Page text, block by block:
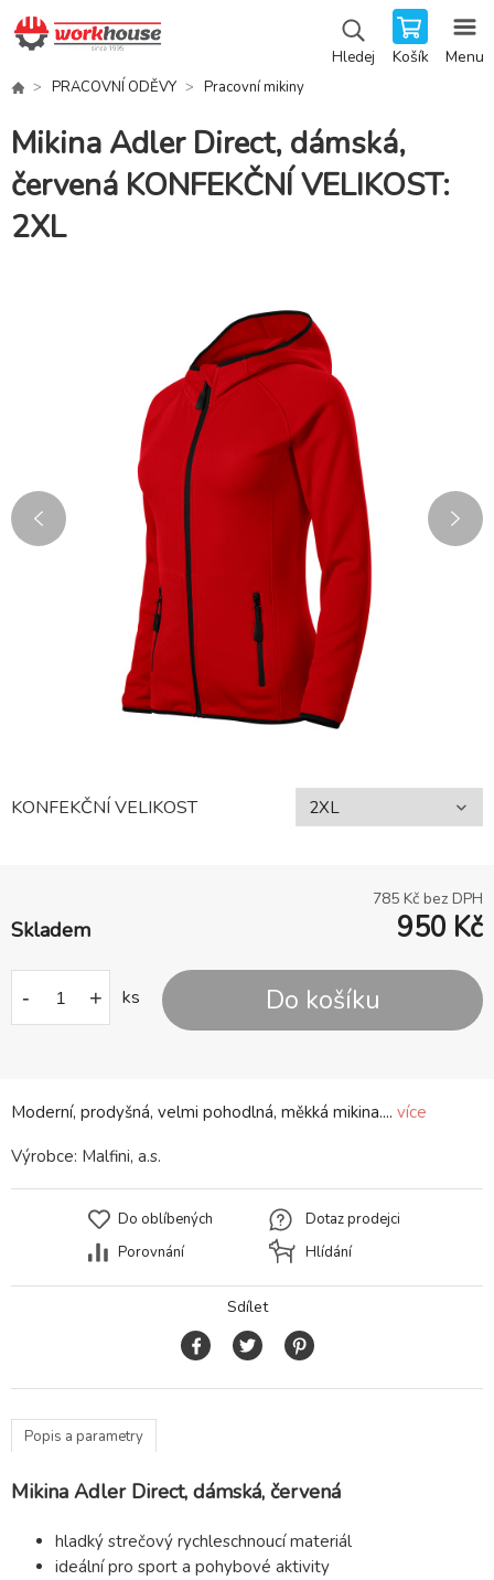
Hledej Košík Menu
PRACOVNÍ ODĚVY Pracovní mikiny
Mikina Adler Direct, dámská,
červená KONFEKČNÍ VELIKOST:
2XL
Moderní, prodyšná, velmi pohodlná, měkká mikina.... více
KONFEKČNÍ VELIKOST
785 Kč bez DPH
Skladem 950 Kč
- + ks Do košíku
Výrobce: Malfini, a.s.
Do oblíbených
Porovnání
Dotaz prodejci
Hlídání
Sdílet
Popis a parametry
Mikina Adler Direct, dámská, červená
hladký strečový rychleschnoucí materiál
ideální pro sport a pohybové aktivity